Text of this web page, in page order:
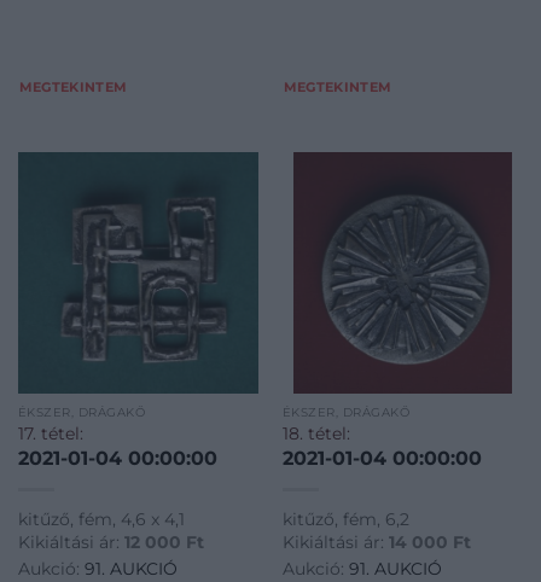
MEGTEKINTEM MEGTEKINTEM
ÉKSZER, DRÁGAKŐ
17. tétel:
2021-01-04 00:00:00
kitűző, fém, 4,6 x 4,1
Kikiáltási ár: 12 000 Ft
Aukció: 91. AUKCIÓ
ÉKSZER, DRÁGAKŐ
18. tétel:
2021-01-04 00:00:00
kitűző, fém, 6,2
Kikiáltási ár: 14 000 Ft
Aukció: 91. AUKCIÓ